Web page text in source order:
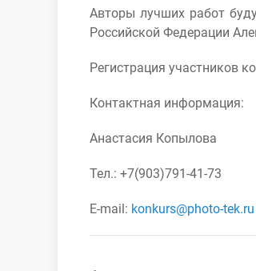
Авторы лучших работ
Российской Федерации
Регистрация участников
Контактная информация:
Анастасия Копылова
Тел.: +7(903)791-41-73
E-mail: konkurs@photo-tek.ru